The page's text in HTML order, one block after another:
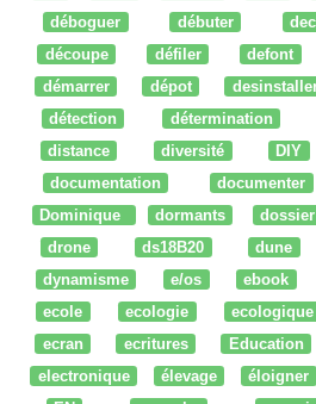
déboguer
débuter
découpe
défiler defont
démarrer
dépot
détection
détermination
distance
diversité DIY
documentation
documenter
Dominique
dormants dossier
drone
ds18B20 dune
dynamisme
e/os ebook
ecole
ecologie ecologique
ecran
ecritures Education
electronique
élevage éloigner